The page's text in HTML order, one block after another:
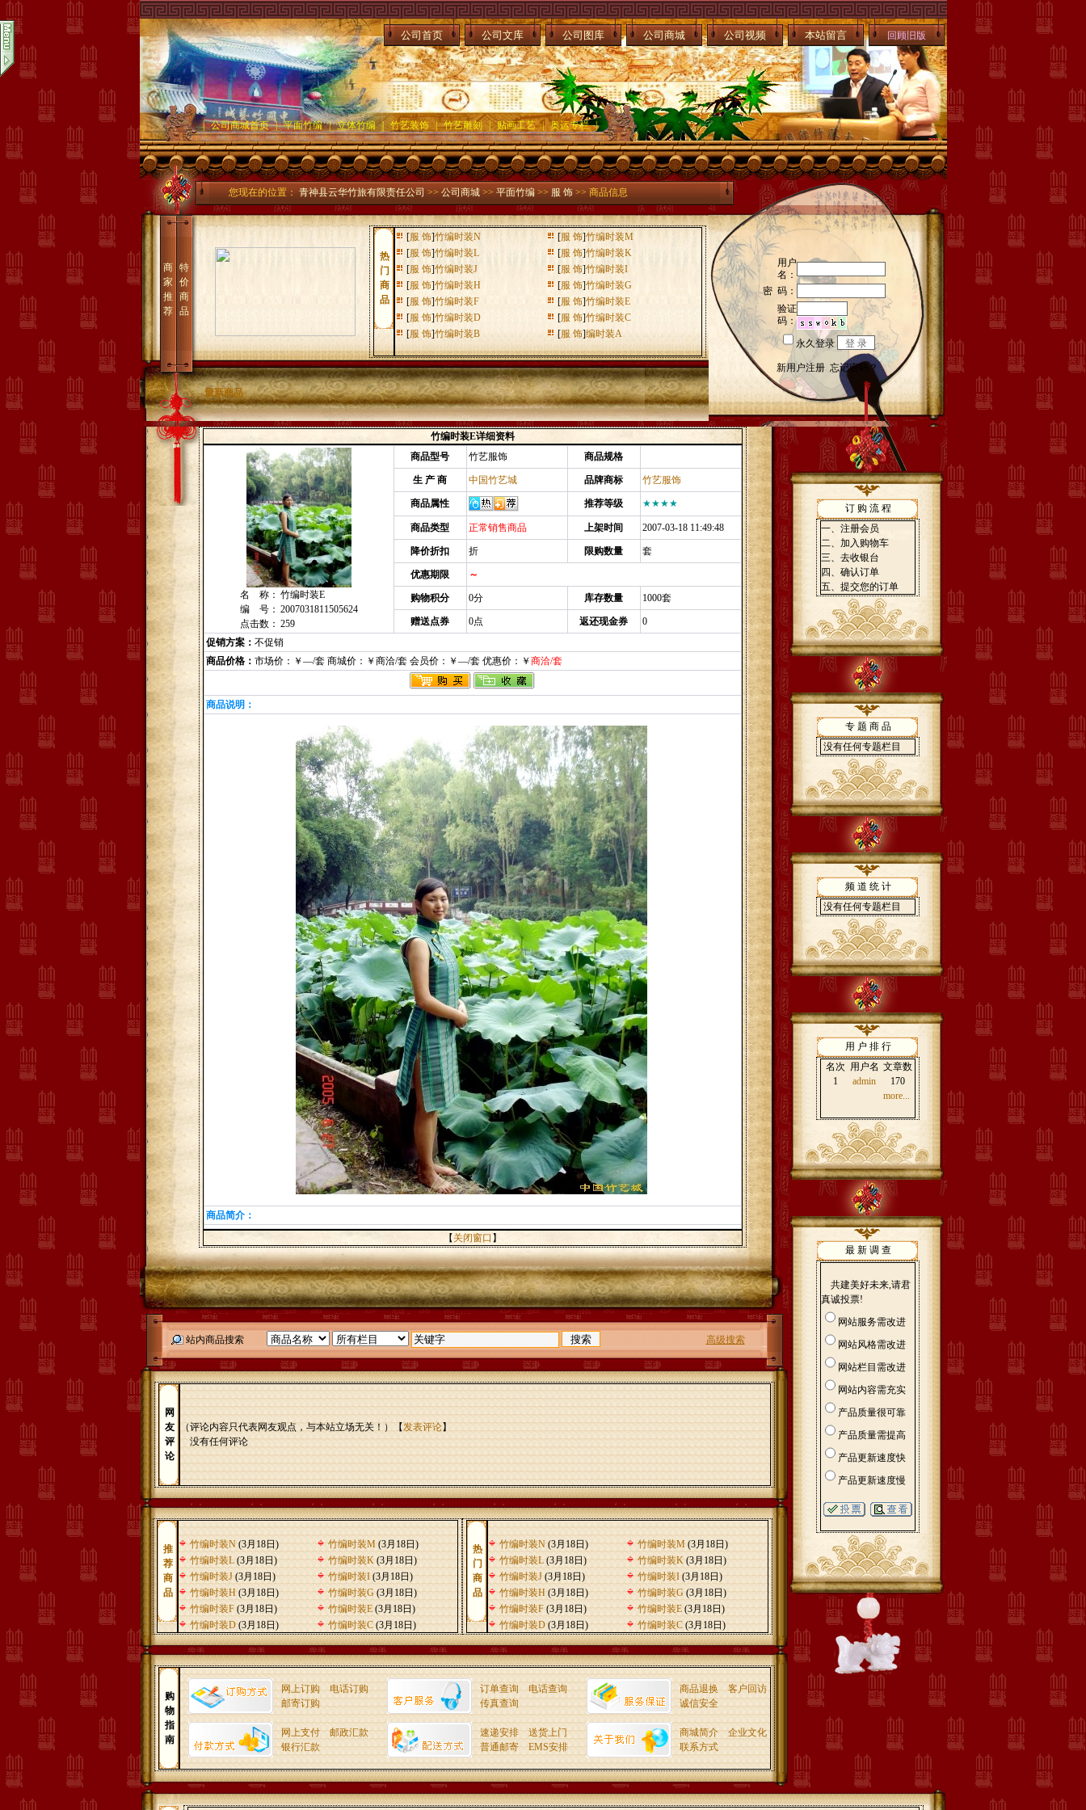
公司首页 公司文库 公司图库 公司商城 公司视频 本站留言 回顾旧版
| 公司商城首页 | 平面竹编 | 立体竹编 竹艺装饰 | 竹艺雕刻 贴画工艺 | 奥运专栏 |
您现在的位置： 青神县云华竹旅有限责任公司 >> 公司商城>> 平面竹编>> 服 饰>> 商品信息
商
家
推
荐
特
价
商
品
热
门
商
品
[服 饰]竹编时装N [服 饰]竹编时装M
[服 饰]竹编时装L [服 饰]竹编时装K
[服 饰]竹编时装J [服 饰]竹编时装I
[服 饰]竹编时装H [服 饰]竹编时装G
[服 饰]竹编时装F [服 饰]竹编时装E
[服 饰]竹编时装D [服 饰]竹编时装C
[服 饰]竹编时装B [服 饰]编时装A
最新商品
竹编时装E详细资料
名 称： 竹编时装E
编 号： 2007031811505624
点击数： 259
商品型号 竹艺服饰 商品规格
生 产 商 中国竹艺城 品牌商标 竹艺服饰
商品属性 推荐等级 ★★★★
商品类型 正常销售商品 上架时间 2007-03-18 11:49:48
降价折扣 折 限购数量 套
优惠期限 ～
购物积分 0分 库存数量 1000套
赠送点券 0点 返还现金券
0
促销方案： 不促销
商品价格： 市场价：￥—/套 商城价：￥商洽/套 会员价：￥—/套 优惠价：￥ 商洽/套
商品说明：
商品简介：
【 关闭窗口 】
站内商品搜索 高级搜索
网
友
评
论
（评论内容只代表网友观点，与本站立场无关！）【发表评论】
没有任何评论
推
荐
商
品
竹编时装N(3月18日) 竹编时装M(3月18日)
竹编时装L(3月18日) 竹编时装K(3月18日)
竹编时装J (3月18日) 竹编时装I(3月18日)
竹编时装H(3月18日) 竹编时装G(3月18日)
竹编时装F(3月18日) 竹编时装E(3月18日)
竹编时装D(3月18日) 竹编时装C(3月18日)
热
门
商
品
竹编时装N(3月18日) 竹编时装M (3月18日)
竹编时装L(3月18日) 竹编时装K(3月18日)
竹编时装J(3月18日) 竹编时装I(3月18日)
竹编时装H(3月18日) 竹编时装G(3月18日)
竹编时装F(3月18日) 竹编时装E(3月18日)
竹编时装D(3月18日) 竹编时装C(3月18日)
购
物
指
南
网上订购
电话订购
邮寄订购
订单查询
电话查询
传真查询
商品退换
客户回访
诚信安全
网上支付
邮政汇款
银行汇款
速递安排
送货上门
普通邮寄
EMS安排
商城简介
企业文化
联系方式
订 购 流 程
一、注册会员
二、加入购物车
三、去收银台
四、确认订单
五、提交您的订单
专 题 商 品
没有任何专题栏目
频 道 统 计
没有任何专题栏目
用 户 排 行
名次 用户名 文章数
1
admin
170
more...
最 新 调 查
共建美好未来,请君
真诚投票!
网站服务需改进
网站风格需改进
网站栏目需改进
网站内容需充实
产品质量很可靠
产品质量需提高
产品更新速度快
产品更新速度慢